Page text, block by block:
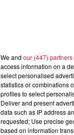
Horoscope du
Horoscope du
We and our (447) partners
access information on a
select personalised
statistics or combinations
profiles to select
Deliver and present
data such as IP address
requested; Use precise
based on information